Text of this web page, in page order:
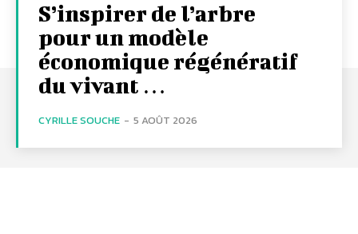
S’inspirer de l’arbre
pour un modèle
économique régénératif
du vivant …
CYRILLE SOUCHE - 5 AOÛT 2026